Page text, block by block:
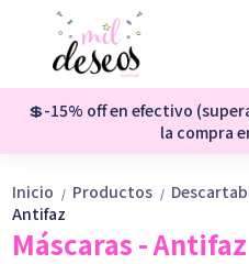
💲-15% off en efectivo
la compra
Inicio / Productos /
Antifaz
Máscaras - Antifaz